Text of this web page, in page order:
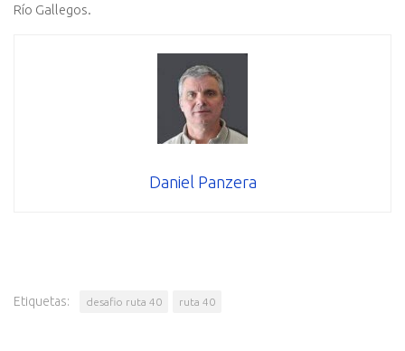
Río Gallegos.
Daniel Panzera
Etiquetas: desafio ruta 40 ruta 40